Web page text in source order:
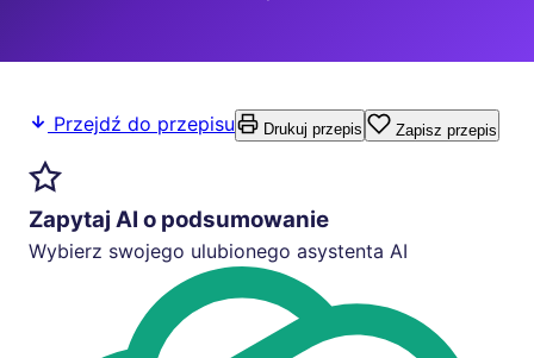
Przejdź do przepisu Drukuj przepis Zapisz przepis
Zapytaj AI o podsumowanie
Wybierz swojego ulubionego asystenta AI